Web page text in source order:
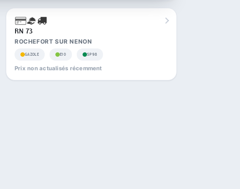
RN 73
ROCHEFORT SUR NENON
GAZOLE E10 SP98
Prix non actualisés récemment